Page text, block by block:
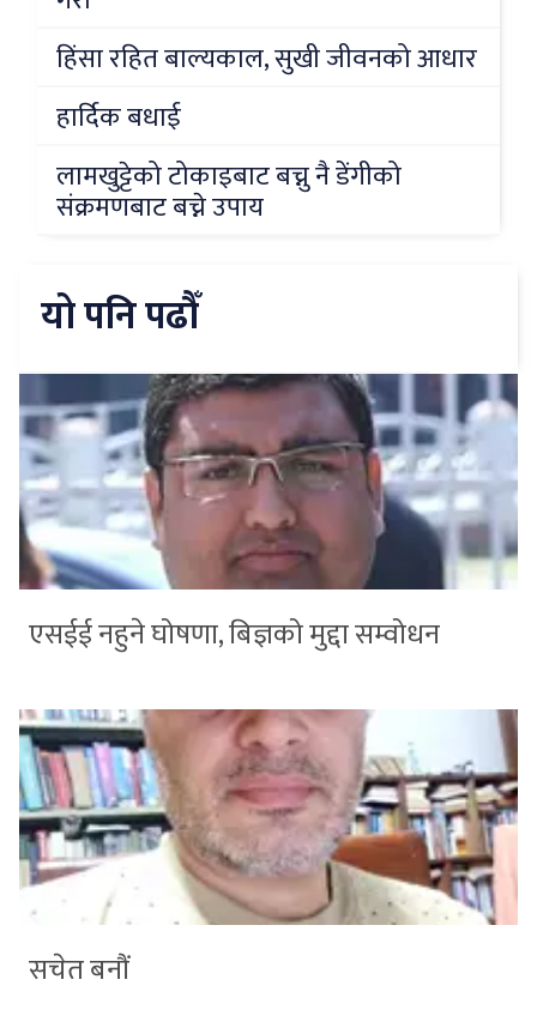
हिंसा रहित बाल्यकाल, सुखी जीवनको आधार
हार्दिक बधाई
लामखुट्टेको टोकाइबाट बच्नु नै डेंगीको
संक्रमणबाट बच्ने उपाय
यो पनि पढौँ
एसईई नहुने घोषणा, बिज्ञको मुद्दा सम्वोधन
सचेत बनौं